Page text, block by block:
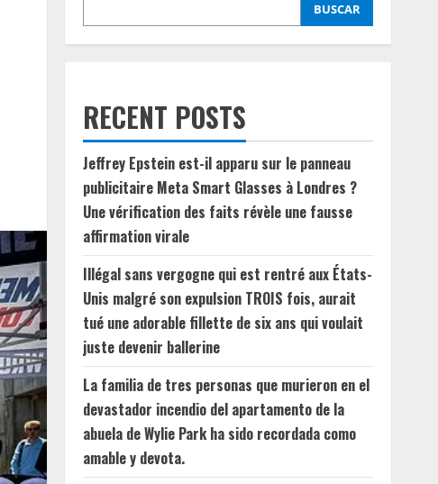
BUSCAR
RECENT POSTS
Jeffrey Epstein est-il apparu sur le panneau
publicitaire Meta Smart Glasses à Londres ?
Une vérification des faits révèle une fausse
affirmation virale
Illégal sans vergogne qui est rentré aux États-
Unis malgré son expulsion TROIS fois, aurait
tué une adorable fillette de six ans qui voulait
juste devenir ballerine
La familia de tres personas que murieron en el
devastador incendio del apartamento de la
abuela de Wylie Park ha sido recordada como
amable y devota.